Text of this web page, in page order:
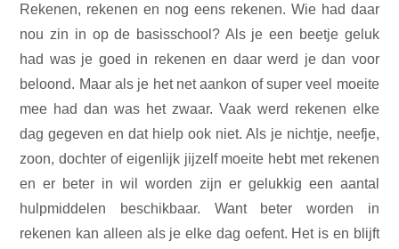
Rekenen, rekenen en nog eens rekenen. Wie had daar
nou zin in op de basisschool? Als je een beetje geluk
had was je goed in rekenen en daar werd je dan voor
beloond. Maar als je het net aankon of super veel moeite
mee had dan was het zwaar. Vaak werd rekenen elke
dag gegeven en dat hielp ook niet. Als je nichtje, neefje,
zoon, dochter of eigenlijk jijzelf moeite hebt met rekenen
en er beter in wil worden zijn er gelukkig een aantal
hulpmiddelen beschikbaar. Want beter worden in
rekenen kan alleen als je elke dag oefent. Het is en blijft